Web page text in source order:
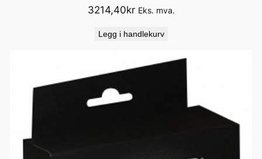
3214,40kr Eks. mva.
Legg i handlekurv